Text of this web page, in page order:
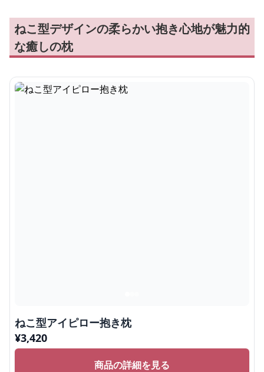
ねこ型デザインの柔らかい抱き心地が魅力的
な癒しの枕
ねこ型アイピロー抱き枕
¥3,420
商品の詳細を見る